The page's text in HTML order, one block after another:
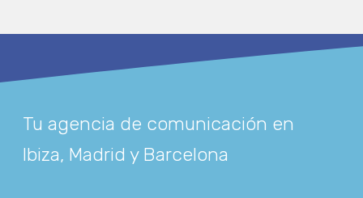
Tu agencia de comunicación en
Ibiza, Madrid y Barcelona